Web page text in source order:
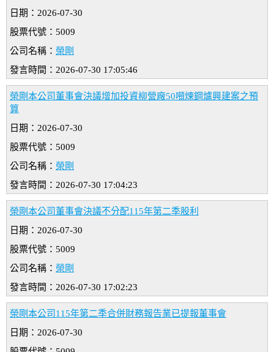
日期：2026-07-30
股票代號：5009
公司名稱： 榮剛
發言時間：2026-07-30 17:05:46
榮剛本公司董事會決議增加投資柳營廠50噸煉鋼爐興建案之預
算
日期：2026-07-30
股票代號：5009
公司名稱： 榮剛
發言時間：2026-07-30 17:04:23
榮剛本公司董事會決議不分配115年第二季股利
日期：2026-07-30
股票代號：5009
公司名稱： 榮剛
發言時間：2026-07-30 17:02:23
榮剛本公司115年第二季合併財務報告業已提報董事會
日期：2026-07-30